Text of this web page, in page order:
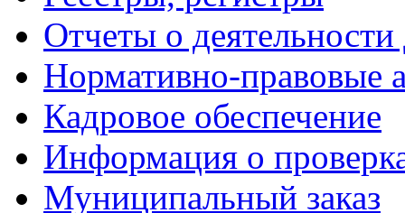
Отчеты о
Нормативно-правовые
Кадровое обеспечение
Информация о
Муниципальный заказ